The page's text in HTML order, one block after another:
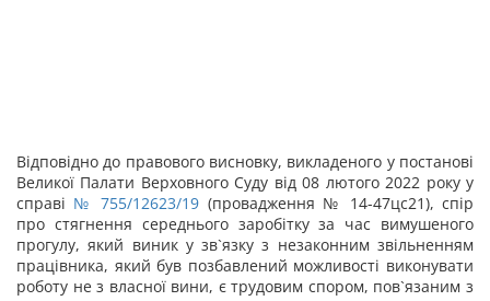
Відповідно до правового висновку, викладеного у постанові
Великої Палати Верховного Суду від08 лютого 2022 року у
справі № 755/12623/19 (провадження № 14-47цс21), спір
про стягнення середнього заробітку за час вимушеного
прогулу, який виник у зв`язку з незаконним звільненням
працівника, який був позбавлений можливості виконувати
роботу не з власної вини, є трудовим спором, пов`язаним з